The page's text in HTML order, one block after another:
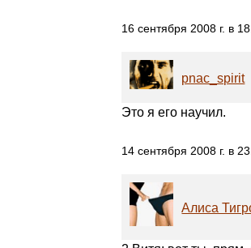
16 сентября 2008 г. в
pnac_spirit
Это я его научил.
14 сентября 2008 г. в
Алиса